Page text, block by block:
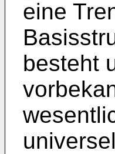
eine
besteht